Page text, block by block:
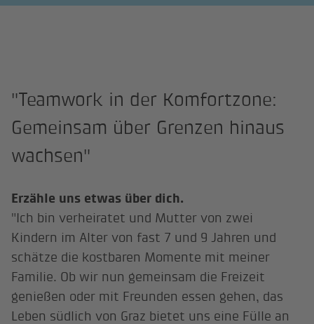
"Teamwork in der Komfortzone:
Gemeinsam über Grenzen hinaus
wachsen"
Erzähle uns etwas über dich.
"Ich bin verheiratet und Mutter von zwei
Kindern im Alter von fast 7 und 9 Jahren und
schätze die kostbaren Momente mit meiner
Familie. Ob wir nun gemeinsam die Freizeit
genießen oder mit Freunden essen gehen, das
Leben südlich von Graz bietet uns eine Fülle an